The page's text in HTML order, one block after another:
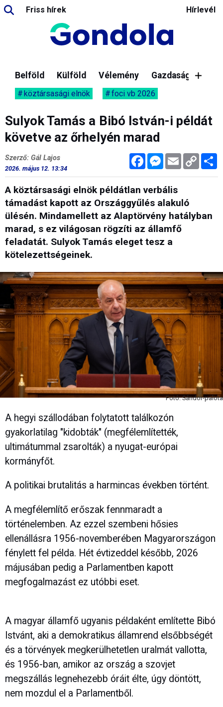
Friss hírek Hírlevél
Belföld Külföld Vélemény Gazdaság
köztársasági elnök foci vb 2026
Sulyok Tamás a Bibó István-i példát
követve az őrhelyén marad
FacebookMessenger
Email Copy
Link
Szerző: Gál Lajos
2026. május 12. 13:34
A köztársasági elnök példátlan verbális
támadást kapott az Országgyűlés alakuló
ülésén. Mindamellett az Alaptörvény hatályban
marad, s ez világosan rögzíti az államfő
feladatát. Sulyok Tamás eleget tesz a
kötelezettségeinek.
Fotó: Sándor-palota
A hegyi szállodában folytatott találkozón
gyakorlatilag "kidobták" (megfélemlítették,
ultimátummal zsarolták) a nyugat-európai
kormányfőt.
A politikai brutalitás a harmincas években történt.
A megfélemlítő erőszak fennmaradt a
történelemben. Az ezzel szembeni hősies
ellenállásra 1956-novemberében Magyarországon
fénylett fel példa. Hét évtizeddel később, 2026
májusában pedig a Parlamentben kapott
megfogalmazást ez utóbbi eset.
A magyar államfő ugyanis példaként említette Bibó
Istvánt, aki a demokratikus államrend elsőbbségét
és a törvények megkerülhetetlen uralmát vallotta,
és 1956-ban, amikor az ország a szovjet
megszállás legnehezebb óráit élte, úgy döntött,
nem mozdul el a Parlamentből.